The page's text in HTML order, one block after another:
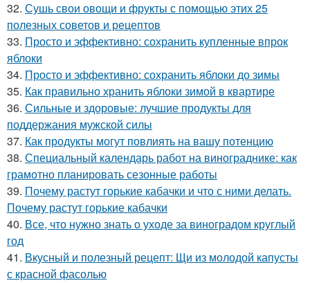
32. Сушь свои овощи и фрукты с помощью этих 25
полезных советов и рецептов
33. Просто и эффективно: сохранить купленные впрок
яблоки
34. Просто и эффективно: сохранить яблоки до зимы
35. Как правильно хранить яблоки зимой в квартире
36. Сильные и здоровые: лучшие продукты для
поддержания мужской силы
37. Как продукты могут повлиять на вашу потенцию
38. Специальный календарь работ на винограднике: как
грамотно планировать сезонные работы
39. Почему растут горькие кабачки и что с ними делать.
Почему растут горькие кабачки
40. Все, что нужно знать о уходе за виноградом круглый
год
41. Вкусный и полезный рецепт: Щи из молодой капусты
с красной фасолью